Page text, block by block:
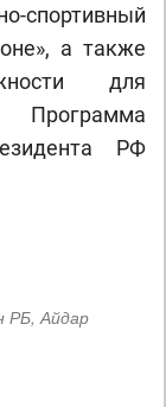
спортивный
а также
для
РФ
РБ, Айдар